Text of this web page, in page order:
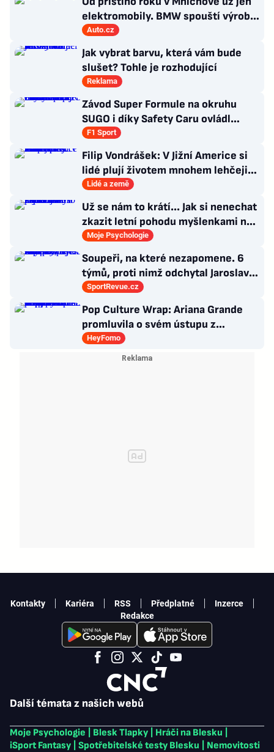
elektromobily. BMW spouští výrobu
sedanu i3
Auto.cz
Jak vybrat barvu, která vám bude
slušet? Tohle je rozhodující
Reklama
Závod Super Formule na okruhu
SUGO i díky Safety Caru ovládl
Fukuzumi. Staněk po chybě nedojel
F1 Sport
Filip Vondrášek: V Jižní Americe si
lidé plují životem mnohem lehčeji,
věci tolik neřeší
Lidé a země
Už se nám to krátí... Jak si nenechat
zkazit letní pohodu myšlenkami na
zářijový zápřah?
Moje Psychologie
Soupeři, na které nezapomene. 6
týmů, proti nimž odchytal Jaroslav
Drobný nejvíc zápasů v kariéře
SportRevue.cz
Pop Culture Wrap: Ariana Grande
promluvila o svém ústupu z
veřejného života a Sophia z
KATSEYE si dává pauzu od skupiny
HeyFomo
Další témata z našich webů
Moje Psychologie Blesk Tlapky Hráči na Blesku
iSport Fantasy
Spotřebitelské testy Blesku
Nemovitosti
Kontakty Kariéra RSS Předplatné
Inzerce
Redakce